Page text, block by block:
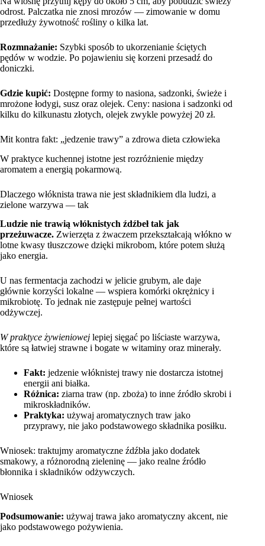
odrost. Palczatka nie znosi mrozów — zimowanie w domu
przedłuży żywotność rośliny o kilka lat.
Rozmnażanie: Szybki sposób to ukorzenianie ściętych
pędów w wodzie. Po pojawieniu się korzeni przesadź do
doniczki.
Gdzie kupić: Dostępne formy to nasiona, sadzonki, świeże i
mrożone łodygi, susz oraz olejek. Ceny: nasiona i sadzonki od
kilku do kilkunastu złotych, olejek zwykle powyżej 20 zł.
Mit kontra fakt: „jedzenie trawy” a zdrowa dieta człowieka
W praktyce kuchennej istotne jest rozróżnienie między
aromatem a energią pokarmową.
Dlaczego włóknista trawa nie jest składnikiem dla ludzi, a
zielone warzywa — tak
Ludzie nie trawią włóknistych źdźbeł tak jak
przeżuwacze. Zwierzęta z żwaczem przekształcają włókno w
lotne kwasy tłuszczowe dzięki mikrobom, które potem służą
jako energia.
U nas fermentacja zachodzi w jelicie grubym, ale daje
głównie korzyści lokalne — wspiera komórki okrężnicy i
mikrobiotę. To jednak nie zastępuje pełnej wartości
odżywczej.
W praktyce żywieniowej lepiej sięgać po liściaste warzywa,
które są łatwiej strawne i bogate w witaminy oraz minerały.
Fakt: jedzenie włóknistej trawy nie dostarcza istotnej
energii ani białka.
Różnica: ziarna traw (np. zboża) to inne źródło skrobi i
mikroskładników.
Praktyka: używaj aromatycznych traw jako
przyprawy, nie jako podstawowego składnika posiłku.
Wniosek: traktujmy aromatyczne źdźbła jako dodatek
smakowy, a różnorodną zieleninę — jako realne źródło
błonnika i składników odżywczych.
Wniosek
Podsumowanie: używaj trawa jako aromatyczny akcent, nie
jako podstawowego pożywienia.